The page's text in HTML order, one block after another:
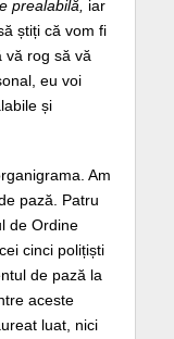
prealabilă,
iar
știți că vom fi
vă rog să vă
eu voi
și
Am
pază. Patru
de Ordine
cinci polițiști
de pază la
aceste
luat, nici